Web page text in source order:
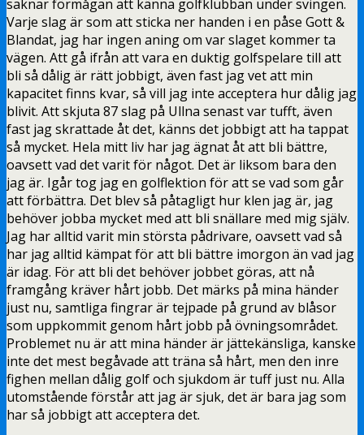
saknar förmågan att känna golfklubban under svingen.
Varje slag är som att sticka ner handen i en påse Gott &
Blandat, jag har ingen aning om var slaget kommer ta
vägen. Att gå ifrån att vara en duktig golfspelare till att
bli så dålig är rätt jobbigt, även fast jag vet att min
kapacitet finns kvar, så vill jag inte acceptera hur dålig jag
blivit. Att skjuta 87 slag på Ullna senast var tufft, även
fast jag skrattade åt det, känns det jobbigt att ha tappat
så mycket. Hela mitt liv har jag ägnat åt att bli bättre,
oavsett vad det varit för något. Det är liksom bara den
jag är. Igår tog jag en golflektion för att se vad som går
att förbättra. Det blev så påtagligt hur klen jag är, jag
behöver jobba mycket med att bli snällare med mig själv.
Jag har alltid varit min största pådrivare, oavsett vad så
har jag alltid kämpat för att bli bättre imorgon än vad jag
är idag. För att bli det behöver jobbet göras, att nå
framgång kräver hårt jobb. Det märks på mina händer
just nu, samtliga fingrar är tejpade på grund av blåsor
som uppkommit genom hårt jobb på övningsområdet.
Problemet nu är att mina händer är jättekänsliga, kanske
inte det mest begåvade att träna så hårt, men den inre
fighen mellan dålig golf och sjukdom är tuff just nu. Alla
utomstående förstår att jag är sjuk, det är bara jag som
har så jobbigt att acceptera det.